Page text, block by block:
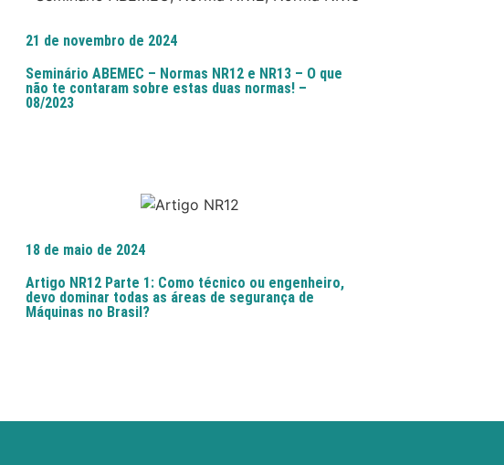
21 de novembro de 2024
Seminário ABEMEC – Normas NR12 e NR13 – O que
não te contaram sobre estas duas normas! –
08/2023
18 de maio de 2024
Artigo NR12 Parte 1: Como técnico ou engenheiro,
devo dominar todas as áreas de segurança de
Máquinas no Brasil?